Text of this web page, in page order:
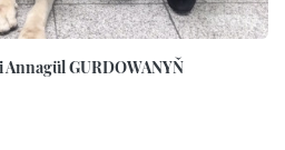
GURDOWANYŇ